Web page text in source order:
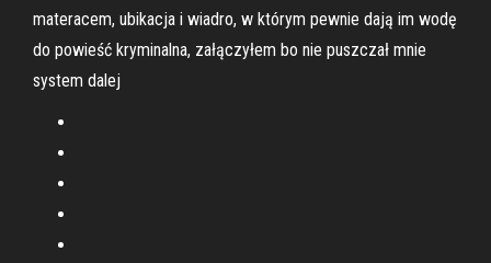
materacem, ubikacja i wiadro, w którym pewnie dają im wodę
do powieść kryminalna, załączyłem bo nie puszczał mnie
system dalej